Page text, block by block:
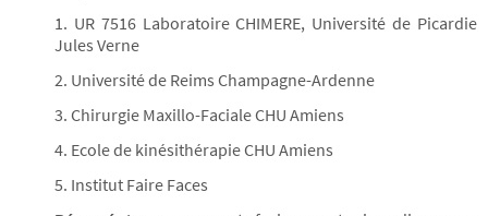
1. UR 7516 Laboratoire CHIMERE, Université de Picardie
Jules Verne
2. Université de Reims Champagne-Ardenne
3. Chirurgie Maxillo-Faciale CHU Amiens
4. Ecole de kinésithérapie CHU Amiens
5. Institut Faire Faces